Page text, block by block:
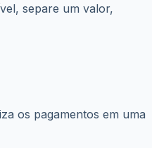
os pagamentos em uma